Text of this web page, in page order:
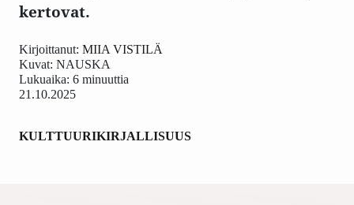
kertovat.
21.10.2025
Kirjoittanut: MIIA VISTILÄ
Kuvat: NAUSKA
Lukuaika: 6 minuuttia
KULTTUURIKIRJALLISUUS